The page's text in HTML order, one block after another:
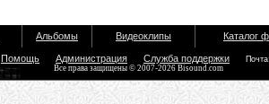
Альбомы Видеоклипы Каталог
Помощь Администрация Служба поддержки Почта:
Все права защищены © 2007-2026 Bisound.com